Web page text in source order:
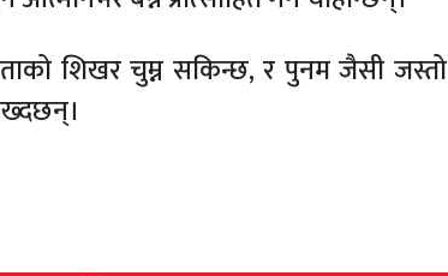
शिखर चुम्न सकिन्छ, र पुनम जैसी जस्तो